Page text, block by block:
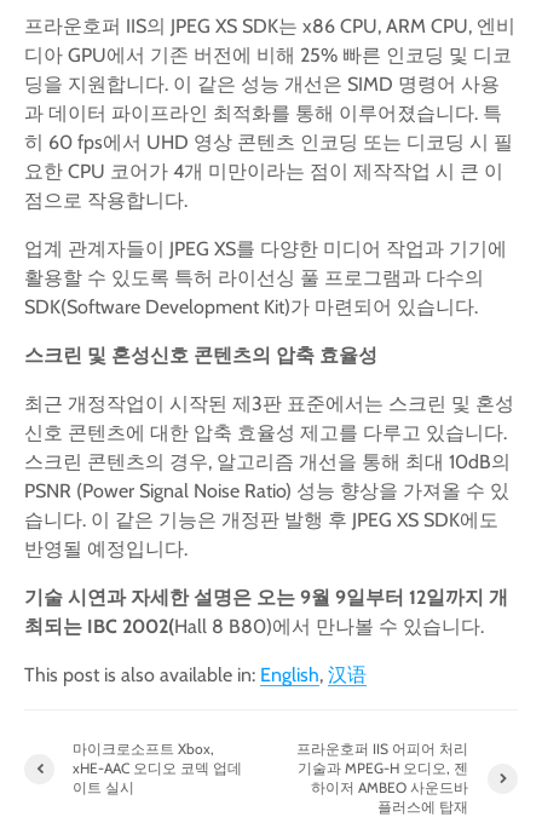
프라운호퍼 IIS의 JPEG XS SDK는 x86 CPU, ARM CPU, 엔비
디아 GPU에서 기존 버전에 비해 25% 빠른 인코딩 및 디코
딩을 지원합니다. 이 같은 성능 개선은 SIMD 명령어 사용
과 데이터 파이프라인 최적화를 통해 이루어졌습니다. 특
히 60 fps에서 UHD 영상 콘텐츠 인코딩 또는 디코딩 시 필
요한 CPU 코어가 4개 미만이라는 점이 제작작업 시 큰 이
점으로 작용합니다.
업계 관계자들이 JPEG XS를 다양한 미디어 작업과 기기에
활용할 수 있도록 특허 라이선싱 풀 프로그램과 다수의
SDK(Software Development Kit)가 마련되어 있습니다.
스크린 및 혼성신호 콘텐츠의 압축 효율성
최근 개정작업이 시작된 제3판 표준에서는 스크린 및 혼성
신호 콘텐츠에 대한 압축 효율성 제고를 다루고 있습니다.
스크린 콘텐츠의 경우, 알고리즘 개선을 통해 최대 10dB의
PSNR (Power Signal Noise Ratio) 성능 향상을 가져올 수 있
습니다. 이 같은 기능은 개정판 발행 후 JPEG XS SDK에도
반영될 예정입니다.
기술 시연과 자세한 설명은 오는 9월 9일부터 12일까지 개
최되는 IBC 2002(Hall 8 B80)에서 만나볼 수 있습니다.
This post is also available in: English 汉语
마이크로소프트 Xbox,
xHE-AAC 오디오 코덱 업데
이트 실시
프라운호퍼 IIS 어피어 처리
기술과 MPEG-H 오디오, 젠
하이저 AMBEO 사운드바
플러스에 탑재